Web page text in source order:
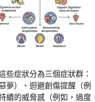
些症狀分為三個症狀群：
夢）、迴避創傷提醒（例
續的威脅感（例如，過度